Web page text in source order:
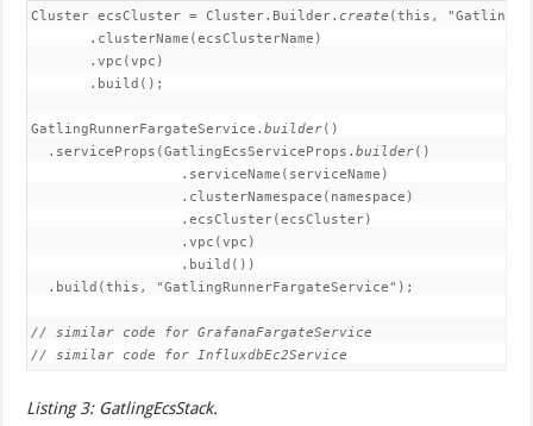
Cluster ecsCluster = Cluster.Builder. create (this,
.clusterName(ecsClusterName)
.vpc(vpc)
.build();
GatlingRunnerFargateService.builder()
.serviceProps(GatlingEcsServiceProps.builder()
.serviceName(serviceName)
.clusterNamespace(namespace)
.ecsCluster(ecsCluster)
.vpc(vpc)
.build())
.build(this, "GatlingRunnerFargateService");
// similar code for GrafanaFargateService
// similar code for InfluxdbEc2Service
Listing 3: GatlingEcsStack.